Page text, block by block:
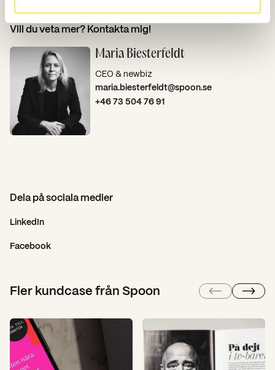
Vill du veta mer? Kontakta mig!
Maria Biesterfeldt
CEO & newbiz
maria.biesterfeldt@spoon.se
+46 73 504 76 91
Dela på sociala medier
LinkedIn
Facebook
Fler kundcase från Spoon